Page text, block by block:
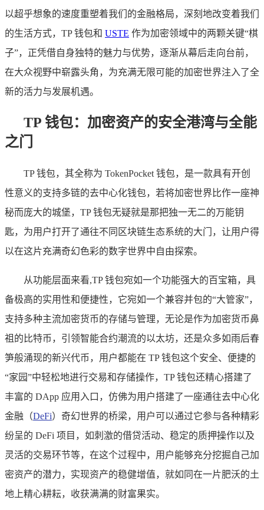
以超乎想象的速度重塑着我们的金融格局，深刻地改变着我们
的生活方式，TP 钱包和 USTE 作为加密领域中的两颗关键“棋
子”，正凭借自身独特的魅力与优势，逐渐从幕后走向台前，
在大众视野中崭露头角，为充满无限可能的加密世界注入了全
新的活力与发展机遇。
TP 钱包：加密资产的安全港湾与全能
之门
TP 钱包，其全称为 TokenPocket 钱包，是一款具有开创
性意义的支持多链的去中心化钱包，若将加密世界比作一座神
秘而庞大的城堡，TP 钱包无疑就是那把独一无二的万能钥
匙，为用户打开了通往不同区块链生态系统的大门，让用户得
以在这片充满奇幻色彩的数字世界中自由探索。
从功能层面来看,TP 钱包宛如一个功能强大的百宝箱，具
备极高的实用性和便捷性，它宛如一个兼容并包的“大管家”，
支持多种主流加密货币的存储与管理，无论是作为加密货币鼻
祖的比特币，引领智能合约潮流的以太坊，还是众多如雨后春
笋般涌现的新兴代币，用户都能在 TP 钱包这个安全、便捷的
“家园”中轻松地进行交易和存储操作，TP 钱包还精心搭建了
丰富的 DApp 应用入口，仿佛为用户搭建了一座通往去中心化
金融（DeFi）奇幻世界的桥梁，用户可以通过它参与各种精彩
纷呈的 DeFi 项目，如刺激的借贷活动、稳定的质押操作以及
灵活的交易环节等，在这个过程中，用户能够充分挖掘自己加
密资产的潜力，实现资产的稳健增值，就如同在一片肥沃的土
地上精心耕耘，收获满满的财富果实。